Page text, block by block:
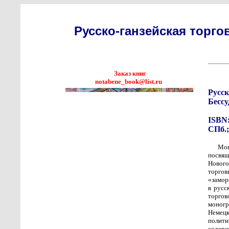
Русско-ганзейская
Заказ книг
notabene_book@list.ru
СПб.;
в